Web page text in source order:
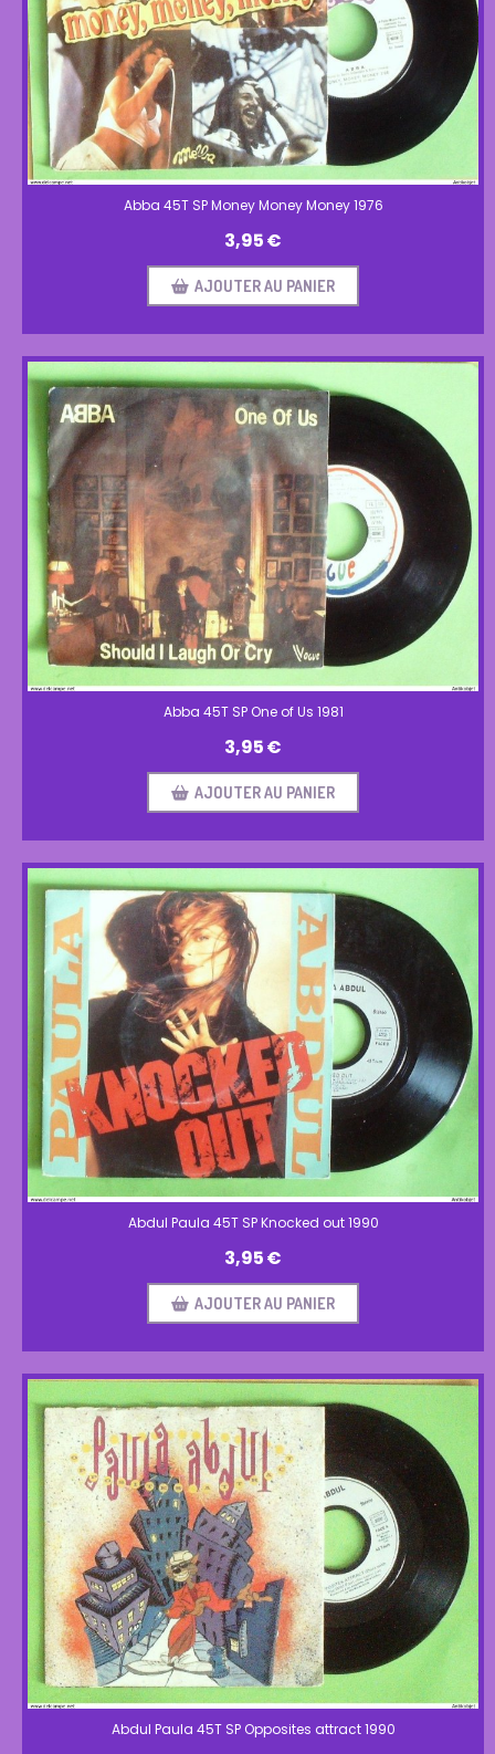
Abba 45T SP Money Money Money 1976
3,95€
AJOUTER AU PANIER
Abba 45T SP One of Us 1981
3,95€
AJOUTER AU PANIER
Abdul Paula 45T SP Knocked out 1990
3,95€
AJOUTER AU PANIER
Abdul Paula 45T SP Opposites attract 1990